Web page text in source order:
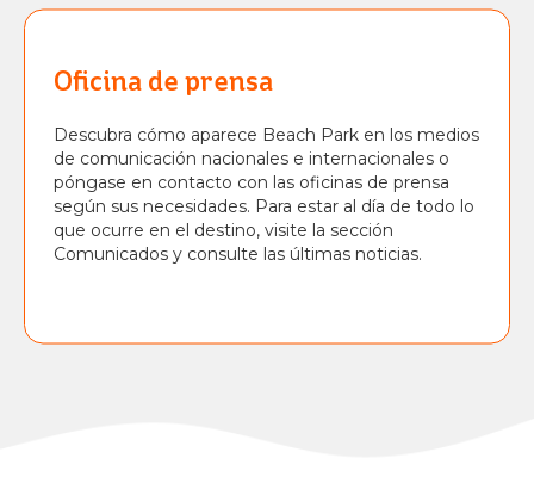
Oficina de prensa
Descubra cómo aparece Beach Park en los medios
de comunicación nacionales e internacionales o
póngase en contacto con las oficinas de prensa
según sus necesidades. Para estar al día de todo lo
que ocurre en el destino, visite la sección
Comunicados y consulte las últimas noticias.